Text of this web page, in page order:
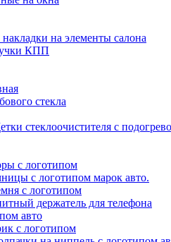
на элементы салона
КПП
стекла
стеклоочистителя с
с логотипом
с логотипом марок авто.
с логотипом
держатель для телефона
авто
c логотипом